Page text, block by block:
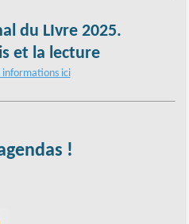
du LIvre 2025.
et la lecture
informations ici
!